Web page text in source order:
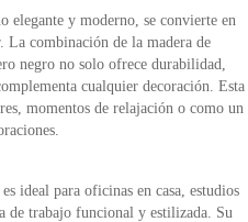
elegante y moderno, se convierte en
La combinación de la madera de
negro no solo ofrece durabilidad,
cualquier decoración. Esta
momentos de relajación o como un
ideal para oficinas en casa, estudios
de trabajo funcional y estilizada. Su